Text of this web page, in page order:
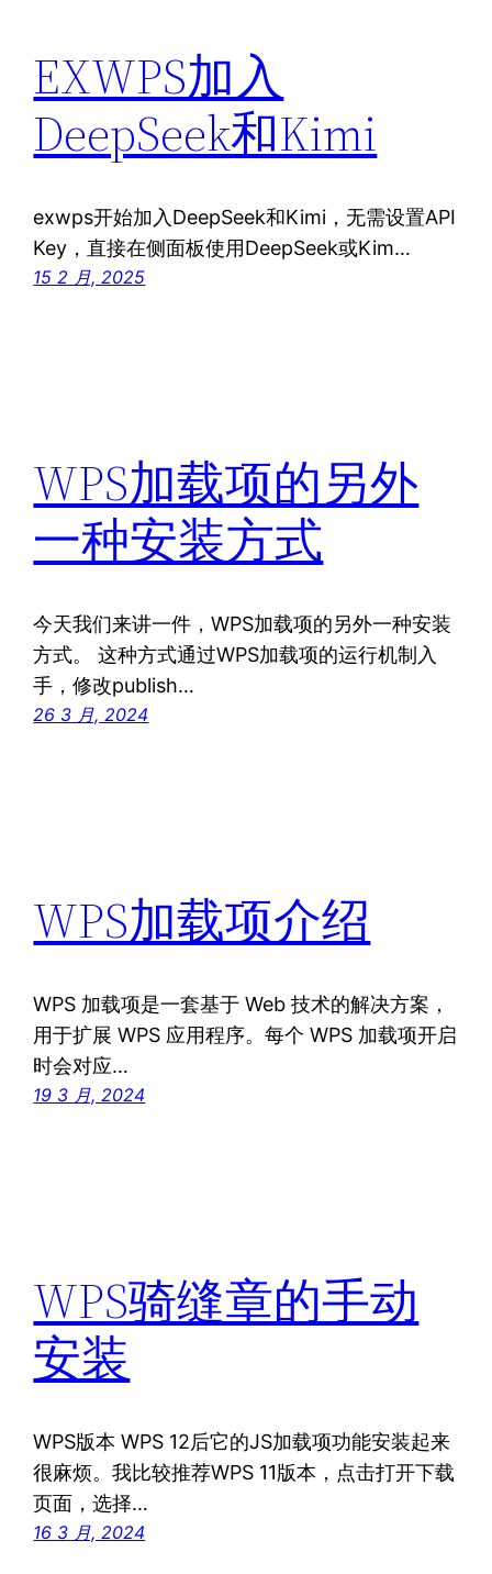
EXWPS加入
DeepSeek和Kimi
exwps开始加入DeepSeek和Kimi，无需设置API
Key，直接在侧面板使用DeepSeek或Kim…
15 2 月, 2025
WPS加载项的另外
一种安装方式
今天我们来讲一件，WPS加载项的另外一种安装
方式。 这种方式通过WPS加载项的运行机制入
手，修改publish…
26 3 月, 2024
WPS加载项介绍
WPS 加载项是一套基于 Web 技术的解决方案，
用于扩展 WPS 应用程序。每个 WPS 加载项开启
时会对应…
19 3 月, 2024
WPS骑缝章的手动
安装
WPS版本 WPS 12后它的JS加载项功能安装起来
很麻烦。我比较推荐WPS 11版本，点击打开下载
页面，选择…
16 3 月, 2024